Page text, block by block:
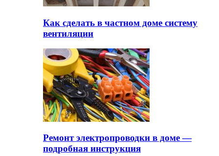
Как сделать в частном доме систему
вентиляции
Ремонт электропроводки в доме —
подробная инструкция